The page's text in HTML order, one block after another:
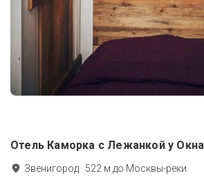
Отель Каморка с Лежанкой у Окна
Звенигород · 522 м до Москвы-реки